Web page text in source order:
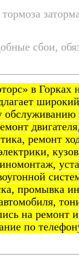
сбои,
в Горках
обслуживанию
ремонт
промывка
на ремонт и
по